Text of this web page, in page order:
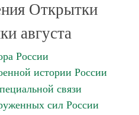
Открытки
августа
России
истории России
связи
сил России